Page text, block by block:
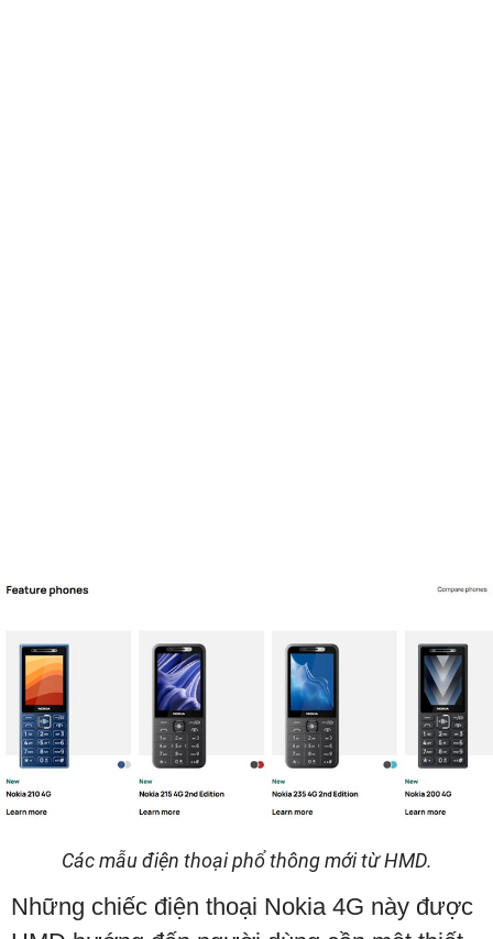
Các mẫu điện thoại phổ thông mới từ HMD.
Những chiếc điện thoại Nokia 4G này được